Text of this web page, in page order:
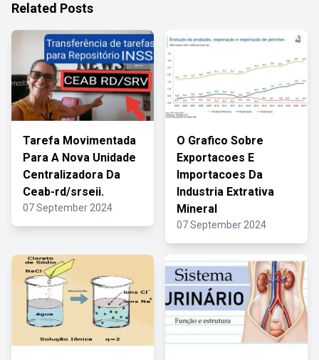
Related Posts
Tarefa Movimentada
Para A Nova Unidade
Centralizadora Da
Ceab-rd/srseii.
07 September 2024
O Grafico Sobre
Exportacoes E
Importacoes Da
Industria Extrativa
Mineral
07 September 2024